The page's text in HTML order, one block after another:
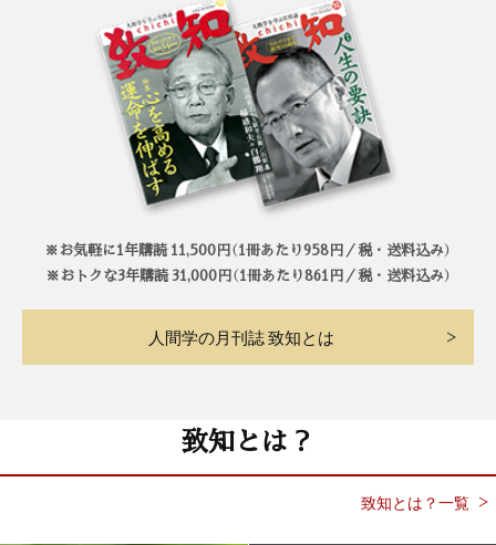
※お気軽に1年購読 11,500円（1冊あたり958円／税・送料込み）
※おトクな3年購読 31,000円（1冊あたり861円／税・送料込み）
人間学の月刊誌 致知とは
致知とは？
致知とは？一覧